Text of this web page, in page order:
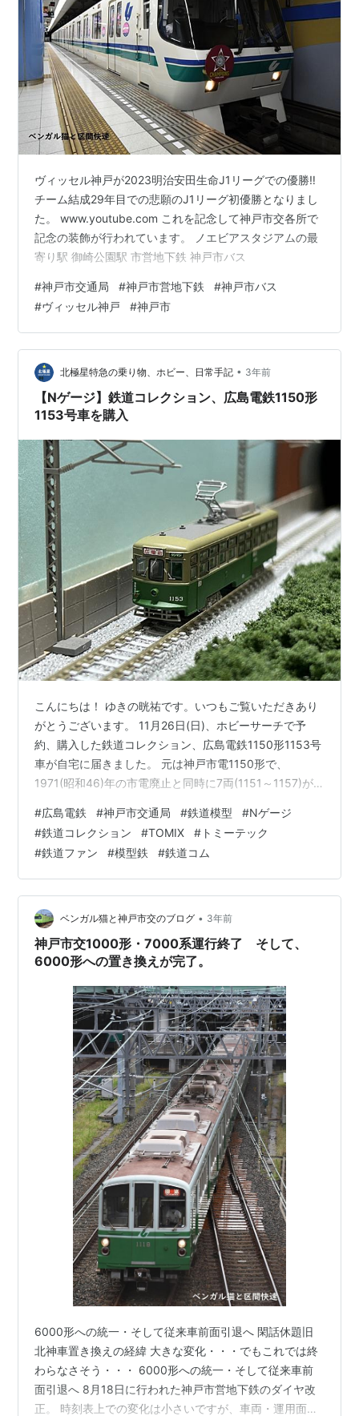
ヴィッセル神戸が2023明治安田生命J1リーグでの優勝‼
チーム結成29年目での悲願のJ1リーグ初優勝となりまし
た。 www.youtube.com これを記念して神戸市交各所で
記念の装飾が行われています。 ノエビアスタジアムの最
寄り駅 御崎公園駅 市営地下鉄 神戸市バス
#神戸市交通局 #神戸市営地下鉄 #神戸市バス
#ヴィッセル神戸 #神戸市
北極星特急の乗り物、ホビー、日常手記 • 3年前
【Nゲージ】鉄道コレクション、広島電鉄1150形
1153号車を購入
こんにちは！ ゆきの晄祐です。いつもご覧いただきあり
がとうございます。 11月26日(日)、ホビーサーチで予
約、購入した鉄道コレクション、広島電鉄1150形1153号
車が自宅に届きました。 元は神戸市電1150形で、
1971(昭和46)年の市電廃止と同時に7両(1151～1157)が
号車のみ現役です(※1)。 今後、ジオラマにあたっては都
会を走る路面電車として走らせようと存じます。なお、
塗装変更は検討せず、動力ユニットを組み込んで走らせ
ようと思います。 ※1：モデルとなった1153号車は
1971(昭和46)年11月に広島電鉄で走り始め…
#広島電鉄 #神戸市交通局 #鉄道模型 #Nゲージ
#鉄道コレクション #TОⅯIX # トミーテック
#鉄道ファン #模型鉄 #鉄道コム
ベンガル猫と神戸市交のブログ • 3年前
神戸市交1000形・7000系運行終了 そして、
6000形への置き換えが完了。
6000形への統一・そして従来車前面引退へ 閑話休題旧
北神車置き換えの経緯 大きな変化・・・でもこれでは終
わらなさそう・・・ 6000形への統一・そして従来車前
面引退へ 8月18日に行われた神戸市営地下鉄のダイヤ改
正。 時刻表上での変化は小さいですが、車両・運用面で